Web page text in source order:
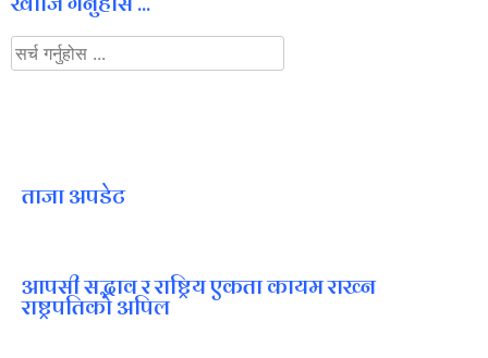
ताजा अपडेट
आपसी सद्भाव र राष्ट्रिय एकता कायम राख्न
राष्ट्रपतिको अपिल